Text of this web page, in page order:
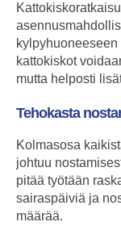
kattokiskot
mutta helposti
Tehokasta
Kolmasosa
johtuu
pitää työtään
sairaspäiviä ja
määrää.